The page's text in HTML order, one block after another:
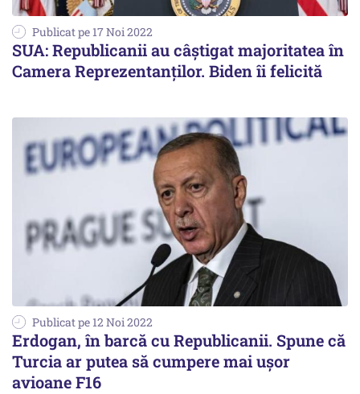
Publicat pe 17 Noi 2022
SUA: Republicanii au câştigat majoritatea în
Camera Reprezentanţilor. Biden îi felicită
Publicat pe 12 Noi 2022
Erdogan, în barcă cu Republicanii. Spune că
Turcia ar putea să cumpere mai ușor
avioane F16